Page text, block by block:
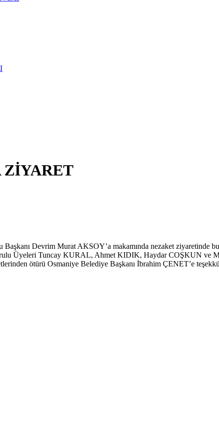
ZİYARET
Devrim Murat AKSOY’a makamında nezaket ziyaretinde
Üyeleri Tuncay KURAL, Ahmet KIDIK, Haydar COŞKUN ve
ötürü Osmaniye Belediye Başkanı İbrahim ÇENET’e